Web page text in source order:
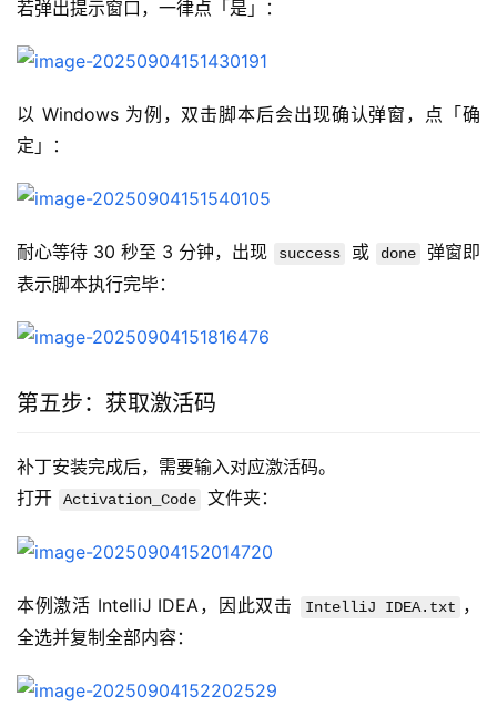
若弹出提示窗口，一律点「是」：
以 Windows 为例，双击脚本后会出现确认弹窗，点「确
定」：
耐心等待 30 秒至 3 分钟，出现 success 或 done
弹窗即
表示脚本执行完毕：
第五步：获取激活码
补丁安装完成后，需要输入对应激活码。
打开
Activation_Code 文件夹：
本例激活 IntelliJ IDEA，因此双击 IntelliJ IDEA.txt ，
全选并复制全部内容：